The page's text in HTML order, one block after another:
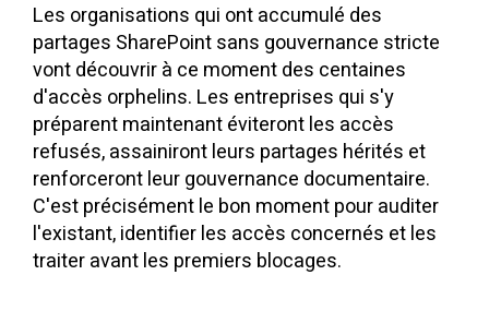
Les organisations qui ont accumulé des
partages SharePoint sans gouvernance stricte
vont découvrir à ce moment des centaines
d'accès orphelins. Les entreprises qui s'y
préparent maintenant éviteront les accès
refusés, assainiront leurs partages hérités et
renforceront leur gouvernance documentaire.
C'est précisément le bon moment pour auditer
l'existant, identifier les accès concernés et les
traiter avant les premiers blocages.